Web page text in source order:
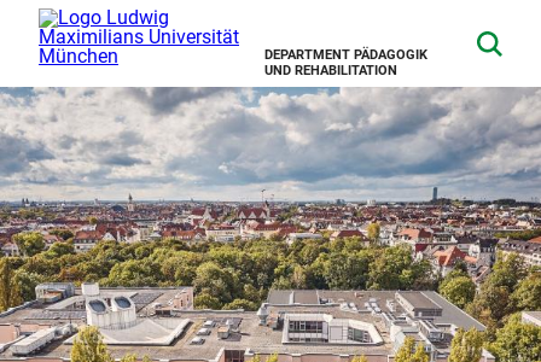
DEPARTMENT PÄDAGOGIK
UND REHABILITATION